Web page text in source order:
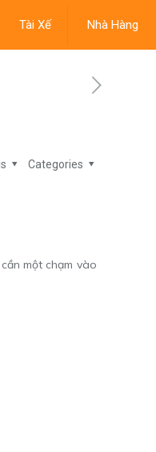
Tài Xế Nhà Hàng
Categories
một chạm vào